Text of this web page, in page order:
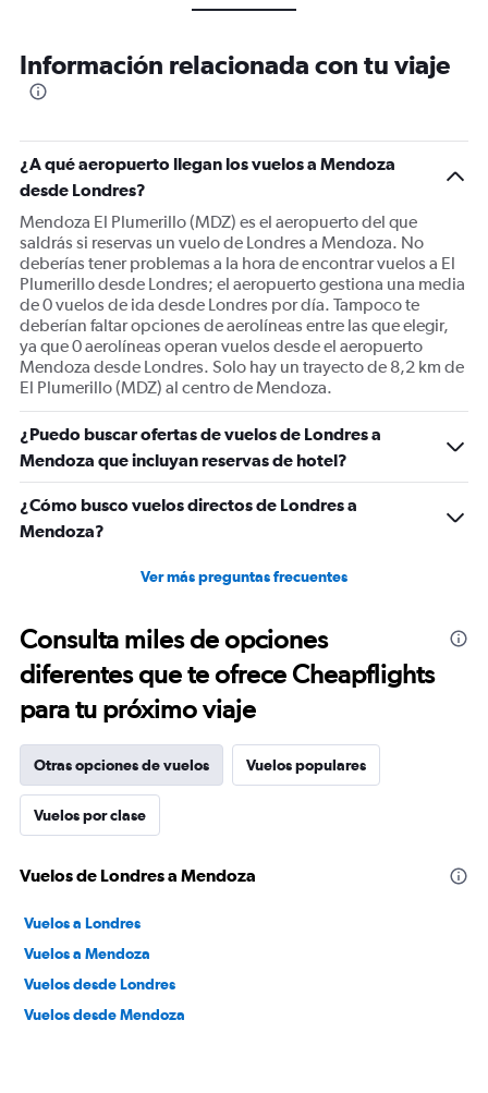
Información relacionada con tu viaje
¿A qué aeropuerto llegan los vuelos a Mendoza
desde Londres?
Mendoza El Plumerillo (MDZ) es el aeropuerto del que
saldrás si reservas un vuelo de Londres a Mendoza. No
deberías tener problemas a la hora de encontrar vuelos a El
Plumerillo desde Londres; el aeropuerto gestiona una media
de 0 vuelos de ida desde Londres por día. Tampoco te
deberían faltar opciones de aerolíneas entre las que elegir,
ya que 0 aerolíneas operan vuelos desde el aeropuerto
Mendoza desde Londres. Solo hay un trayecto de 8,2 km de
El Plumerillo (MDZ) al centro de Mendoza.
¿Puedo buscar ofertas de vuelos de Londres a
Mendoza que incluyan reservas de hotel?
¿Cómo busco vuelos directos de Londres a
Mendoza?
Ver más preguntas frecuentes
Consulta miles de opciones
diferentes que te ofrece Cheapflights
para tu próximo viaje
Otras opciones de vuelos Vuelos populares
Vuelos por clase
Vuelos de Londres a Mendoza
Vuelos a Londres
Vuelos a Mendoza
Vuelos desde Londres
Vuelos desde Mendoza